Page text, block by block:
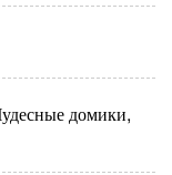
домики,